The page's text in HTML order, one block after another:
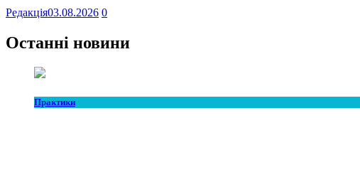
Редакція03.08.2026 0
Останні новини
Практики